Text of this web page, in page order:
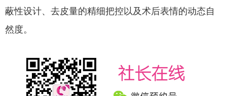
蔽性设计、去皮量的精细把控以及术后表情的动态自
然度。